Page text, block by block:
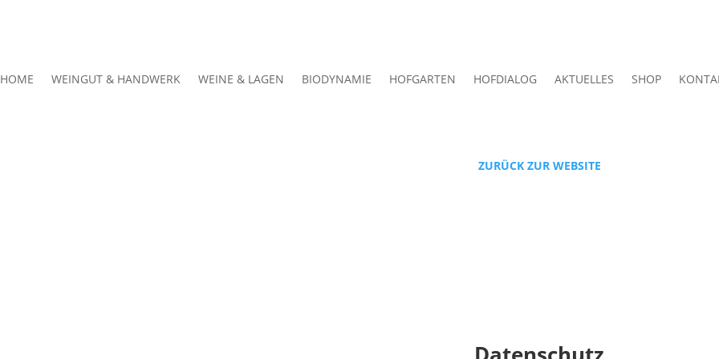
HOME WEINGUT & HANDWERK WEINE & LAGEN BIODYNAMIE HOFGARTEN HOFDIALOG AKTUELLES SHOP
ZURÜCK ZUR WEBSITE